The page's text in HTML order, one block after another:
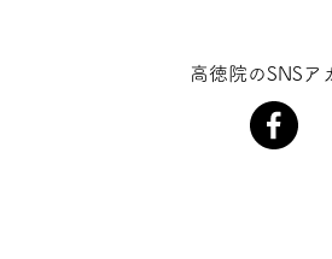
高徳院のSNSア